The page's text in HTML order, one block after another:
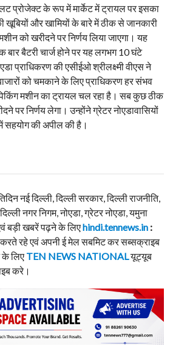
प्रोजेक्ट के रूप में मार्केट में ट्रायल पर इसका
खूबियों और खामियों के बारे में ठीक से जानकारी
को खरीदने पर निर्णय लिया जाएगा। यह
बार बैटरी चार्ज होने पर यह लगभग 10 घंटे
प्राधिकरण की एसीईओ श्रीलक्ष्मी वीएस ने
को चमकाने के लिए प्राधिकरण हर संभव
मशीन का ट्रायल चल रहा है। सब कुछ ठीक
पर निर्णय लेगा। उन्होंने ग्रेटर नोएडावासियों
सहयोग की अपील की है।
नई दिल्ली, दिल्ली सरकार, दिल्ली राजनीति,
नगर निगम, नोएडा, ग्रेटर नोएडा, यमुना
बड़ी खबरें पढ़ने के लिएhindi.tennews.in :
रहे एवं अपनी ई मेल सबमिट कर सब्सक्राइब
के लिए TEN NEWS NATIONAL यूट्यूब
करे।